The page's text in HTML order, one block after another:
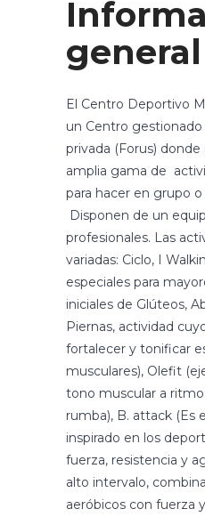
general
El Centro Deportivo
un Centro
privada (Forus)
amplia gama de
para hacer en grupo
Disponen de un
profesionales. Las
variadas: Ciclo, I
especiales para
iniciales de Glúteos,
Piernas, actividad
fortalecer y tonificar
musculares), Olefit
tono muscular a
rumba), B. attack (Es
inspirado en los
fuerza, resistencia y
alto intervalo,
aeróbicos con fuerza